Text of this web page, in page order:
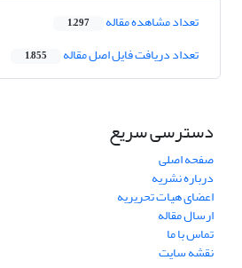
تعداد مشاهده مقاله 1,297
تعداد دریافت فایل اصل مقاله 1,855
دسترسی سریع
صفحه اصلی
درباره نشریه
اعضای هیات تحریریه
ارسال مقاله
تماس با ما
نقشه سایت